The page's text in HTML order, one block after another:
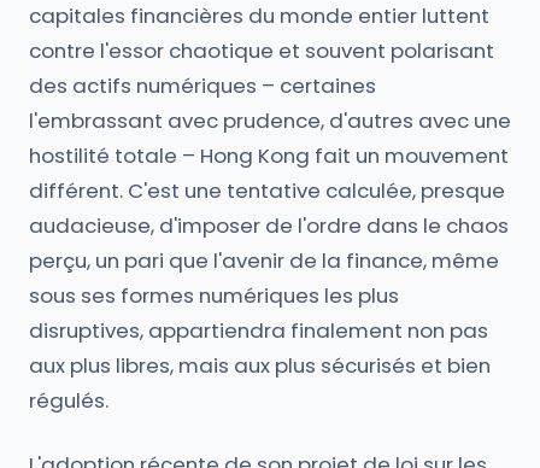
capitales financières du monde entier luttent
contre l'essor chaotique et souvent polarisant
des actifs numériques – certaines
l'embrassant avec prudence, d'autres avec une
hostilité totale – Hong Kong fait un mouvement
différent. C'est une tentative calculée, presque
audacieuse, d'imposer de l'ordre dans le chaos
perçu, un pari que l'avenir de la finance, même
sous ses formes numériques les plus
disruptives, appartiendra finalement non pas
aux plus libres, mais aux plus sécurisés et bien
régulés.